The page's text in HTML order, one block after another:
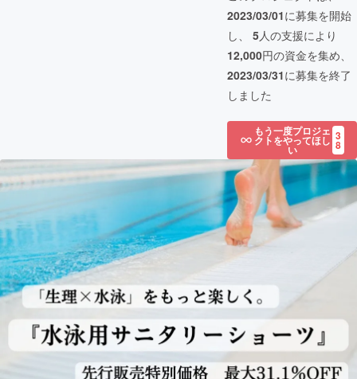
2023/03/01に募集を開始
し、 5人の支援により
12,000円の資金を集め、
2023/03/31に募集を終了
しました
もう一度プロジェ
クトをやってほし
い
3
8